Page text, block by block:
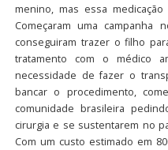
menino, mas essa
Começaram uma campanha
conseguiram trazer o filho
tratamento com o médico
necessidade de fazer o
bancar o procedimento,
comunidade brasileira
cirurgia e se sustentarem no
Com um custo estimado em